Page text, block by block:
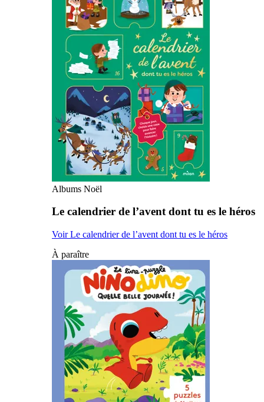
Albums Noël
Le calendrier de l’avent dont tu es le héros
Voir Le calendrier de l’avent dont tu es le héros
À paraître